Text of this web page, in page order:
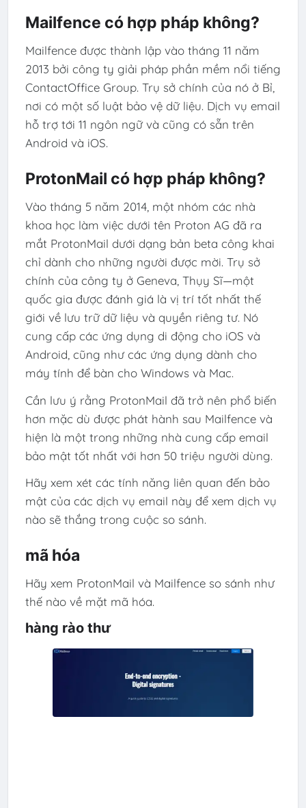
Mailfence có hợp pháp không?
Mailfence được thành lập vào tháng 11 năm
2013 bởi công ty giải pháp phần mềm nổi tiếng
ContactOffice Group. Trụ sở chính của nó ở Bỉ,
nơi có một số luật bảo vệ dữ liệu. Dịch vụ email
hỗ trợ tới 11 ngôn ngữ và cũng có sẵn trên
Android và iOS.
ProtonMail có hợp pháp không?
Vào tháng 5 năm 2014, một nhóm các nhà
khoa học làm việc dưới tên Proton AG đã ra
mắt ProtonMail dưới dạng bản beta công khai
chỉ dành cho những người được mời. Trụ sở
chính của công ty ở Geneva, Thụy Sĩ—một
quốc gia được đánh giá là vị trí tốt nhất thế
giới về lưu trữ dữ liệu và quyền riêng tư. Nó
cung cấp các ứng dụng di động cho iOS và
Android, cũng như các ứng dụng dành cho
máy tính để bàn cho Windows và Mac.
Cần lưu ý rằng ProtonMail đã trở nên phổ biến
hơn mặc dù được phát hành sau Mailfence và
hiện là một trong những nhà cung cấp email
bảo mật tốt nhất với hơn 50 triệu người dùng.
Hãy xem xét các tính năng liên quan đến bảo
mật của các dịch vụ email này để xem dịch vụ
nào sẽ thắng trong cuộc so sánh.
mã hóa
Hãy xem ProtonMail và Mailfence so sánh như
thế nào về mặt mã hóa.
hàng rào thư